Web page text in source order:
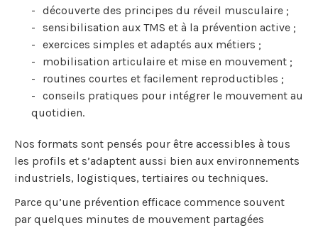
découverte des principes du réveil musculaire ;
sensibilisation aux TMS et à la prévention active ;
exercices simples et adaptés aux métiers ;
mobilisation articulaire et mise en mouvement ;
routines courtes et facilement reproductibles ;
conseils pratiques pour intégrer le mouvement au
quotidien.
Nos formats sont pensés pour être accessibles à tous
les profils et s’adaptent aussi bien aux environnements
industriels, logistiques, tertiaires ou techniques.
Parce qu’une prévention efficace commence souvent
par quelques minutes de mouvement partagées